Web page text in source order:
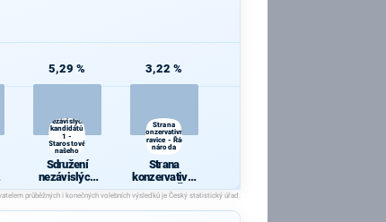
5,29 %
nezávislých
kandidátů
1 -
Starostové
našeho
kraje
Sdružení
nezávislých
kandidátů 1 -
Starostové
našeho kraje
3,22 %
Strana
konzervativní
pravice - Řád
národa
Strana
konzervativní
pravice - Řád
národa